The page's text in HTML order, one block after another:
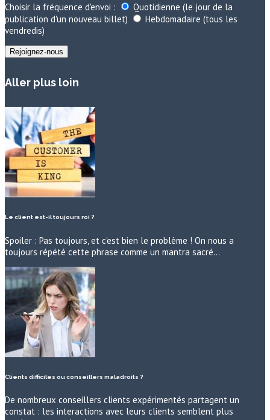
Choisir la fréquence d'envoi :
Quotidienne (le jour de la
publication d'un nouveau billet)
Hebdomadaire (tous les
vendredis)
Aller plus loin
Le client est-il toujours roi ?
Spoiler : Pas toujours, et c’est bien le problème ! On nous a
toujours répété cette phrase comme un mantra sacré…
Clients difficiles ou conseillers maladroits ?
De nombreux conseillers clients expérimentés partagent un
constat : les interactions avec leurs clients semblent plus